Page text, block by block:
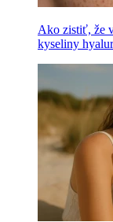
Ako zistiť, že
kyseliny